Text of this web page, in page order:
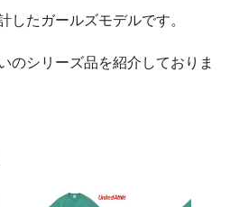
したガールズモデルです。
のシリーズ品を紹介しておりま